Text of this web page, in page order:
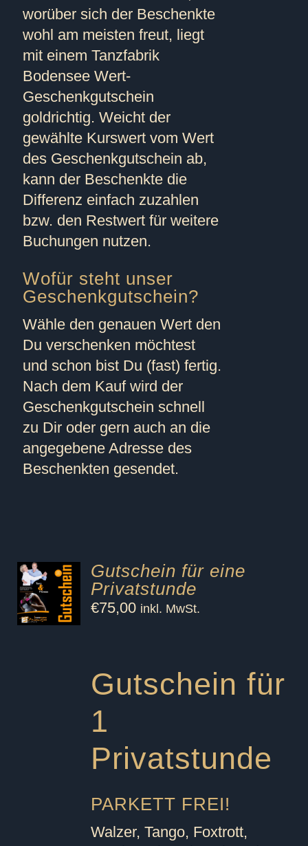
worüber sich der Beschenkte
wohl am meisten freut, liegt
mit einem Tanzfabrik
Bodensee Wert-
Geschenkgutschein
goldrichtig. Weicht der
gewählte Kurswert vom Wert
des Geschenkgutschein ab,
kann der Beschenkte die
Differenz einfach zuzahlen
bzw. den Restwert für weitere
Buchungen nutzen.
Wofür steht unser
Geschenkgutschein?
Wähle den genauen Wert den
Du verschenken möchtest
und schon bist Du (fast) fertig.
Nach dem Kauf wird der
Geschenkgutschein schnell
zu Dir oder gern auch an die
angegebene Adresse des
Beschenkten gesendet.
Gutschein für eine
Privatstunde
€75,00 inkl. MwSt.
Gutschein für
1
Privatstunde
PARKETT FREI!
Walzer, Tango, Foxtrott,